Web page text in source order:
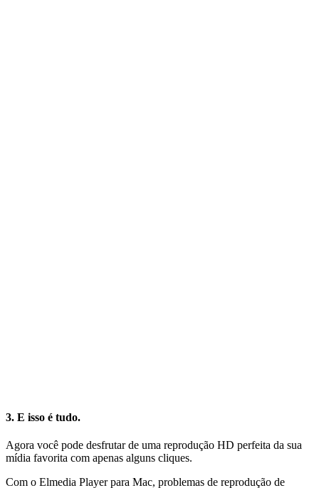
3. E isso é tudo.
Agora você pode desfrutar de uma reprodução HD perfeita da sua
mídia favorita com apenas alguns cliques.
Com o Elmedia Player para Mac, problemas de reprodução de